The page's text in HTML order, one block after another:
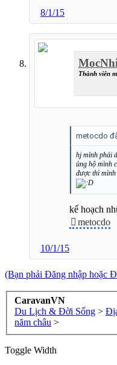
8/1/15
Thành viên
metocdo
hj mình phải
ủng hộ mình
được thì
kế hoạch
metocdo
10/1/15
(Bạn phải Đăng nhập hoặc
CaravanVN
Du Lịch & Đời Sống >
năm châu >
Toggle Width